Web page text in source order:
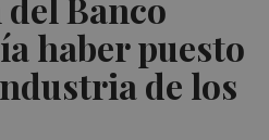
haber puesto
de los